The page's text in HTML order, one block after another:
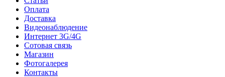
Оплата
Доставка
Видеонаблюдение
Интернет 3G/4G
Сотовая связь
Магазин
Фотогалерея
Контакты